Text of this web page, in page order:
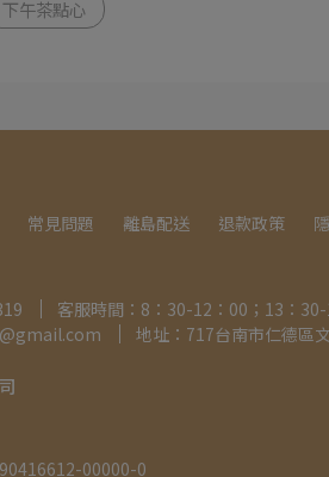
下午茶點心
常見問題 離島配送 退款政策
客服時間：8：30-12：00；13：
地址：717台南市仁德區
00000-0